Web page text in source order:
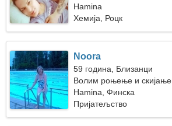
Hamina
Хемија, Роцк
Noora
59 година, Близанци
Волим роњење и скијање
Hamina, Финска
Пријатељство